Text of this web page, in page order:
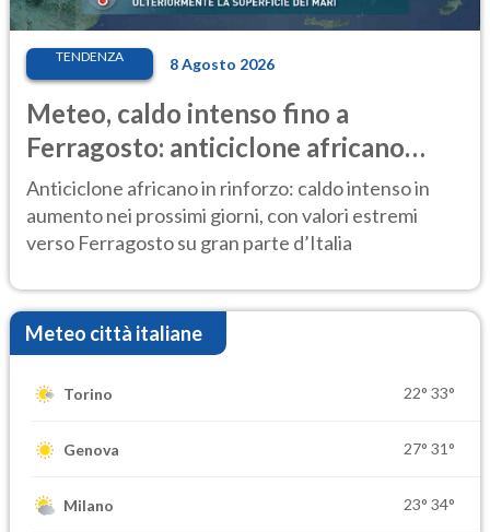
TENDENZA 8 Agosto 2026
Meteo, caldo intenso fino a
Ferragosto: anticiclone africano
ancora protagonista
Anticiclone africano in rinforzo: caldo intenso in
aumento nei prossimi giorni, con valori estremi
verso Ferragosto su gran parte d’Italia
Meteo città italiane
Torino 22° 33°
Genova 27° 31°
Milano 23° 34°